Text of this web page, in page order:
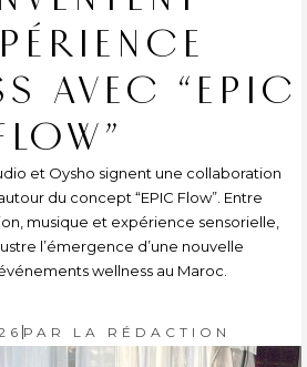
AVEC “EPIC
et Oysho signent une collaboration
du concept “EPIC Flow”. Entre
musique et expérience sensorielle,
l’émergence d’une nouvelle
wellness au Maroc.
PAR LA RÉDACTION